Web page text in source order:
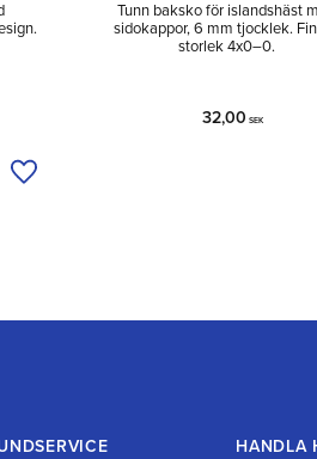
Lägg till i önskelista
Tunn bak­sko för islandshäst
sidokappor, 6 mm tjocklek.
storlek 4x0–0.
32,00 SEK
HANDLA